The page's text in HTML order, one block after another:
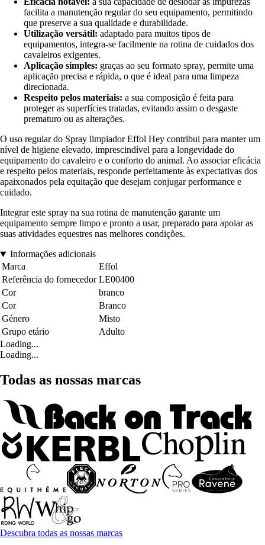
facilita a manutenção regular do seu equipamento, permitindo
que preserve a sua qualidade e durabilidade.
Utilização versátil: adaptado para muitos tipos de
equipamentos, integra-se facilmente na rotina de cuidados dos
cavaleiros exigentes.
Aplicação simples: graças ao seu formato spray, permite uma
aplicação precisa e rápida, o que é ideal para uma limpeza
direcionada.
Respeito pelos materiais: a sua composição é feita para
proteger as superfícies tratadas, evitando assim o desgaste
prematuro ou as alterações.
O uso regular do Spray limpiador Effol Hey contribui para manter um
nível de higiene elevado, imprescindível para a longevidade do
equipamento do cavaleiro e o conforto do animal. Ao associar eficácia
e respeito pelos materiais, responde perfeitamente às expectativas dos
apaixonados pela equitação que desejam conjugar performance e
cuidado.
Integrar este spray na sua rotina de manutenção garante um
equipamento sempre limpo e pronto a usar, preparado para apoiar as
suas atividades equestres nas melhores condições.
Informações adicionais
Marca
Effol
Referência do fornecedor LE00400
Cor
branco
Cor
Branco
Género
Misto
Grupo etário
Adulto
Loading...
Loading...
Todas as nossas marcas
Descubra todas as nossas marcas